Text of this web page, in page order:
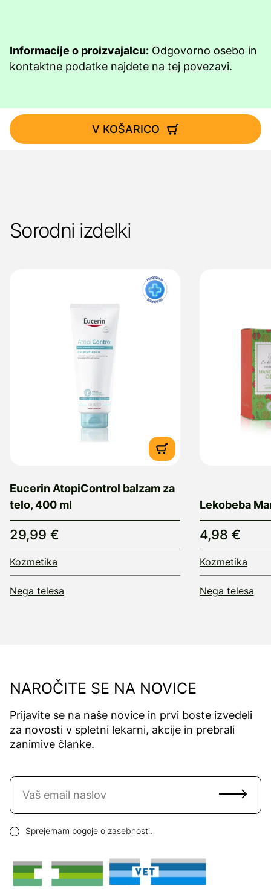
Informacije o proizvajalcu: Odgovorno osebo in
kontaktne podatke najdete na tej povezavi.
V KOŠARICO
Sorodni izdelki
Eucerin AtopiControl balzam za
telo, 400 ml
29,99 €
Kozmetika
Nega telesa
Lekobeba
4,98 €
Kozmetika
Nega telesa
NAROČITE SE NA NOVICE
Prijavite se na naše novice in prvi boste izvedeli
za novosti v spletni lekarni, akcije in prebrali
zanimive članke.
Naročite se na novice
Pogoji zasebnosti
Sprejemam pogoje o zasebnosti.